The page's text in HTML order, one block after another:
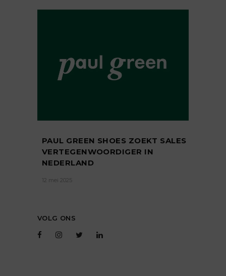
PAUL GREEN SHOES ZOEKT SALES
VERTEGENWOORDIGER IN
NEDERLAND
12 mei 2025
VOLG ONS